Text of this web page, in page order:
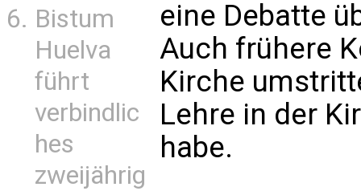
Bistum
Huelva
führt
verbindlic
hes
zweijährig
eine Debatte
Auch frühere
Kirche
Lehre in der
habe.